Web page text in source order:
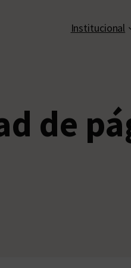
Institucional
de